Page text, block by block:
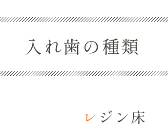
入れ歯の種類
レジン床